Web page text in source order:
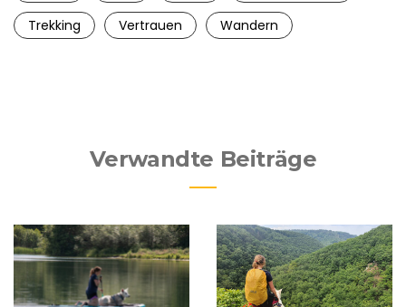
Trekking
Vertrauen Wandern
Verwandte Beiträge